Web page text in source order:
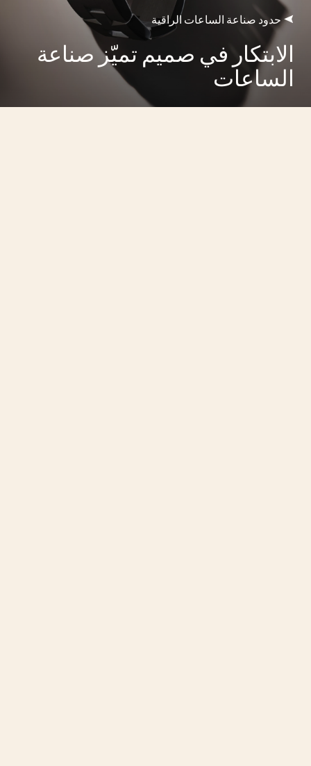
حدود صناعة الساعات الراقية
الابتكار في صميم تميّز صناعة
الساعات